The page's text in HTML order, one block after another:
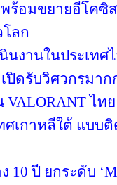
ร้อมขยายอีโคซิ
ลก
งานในประเทศ
ปิดรับวิศวกรมาก
VALORANT ไ
ทศเกาหลีใต้ แ
ปี ยกระดับ